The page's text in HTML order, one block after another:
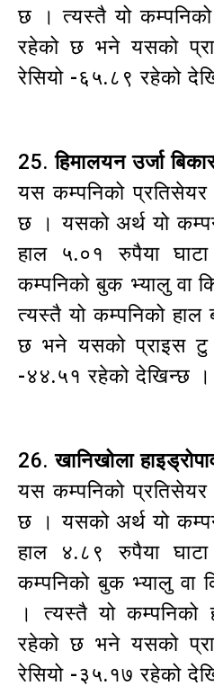
छ । त्यस्तै यो
रहेको छ भने यसको
रेसियो -६५.८९ रहेको
25.हिमालयन उर्जा
यस कम्पनिको
छ । यसको अर्थ यो
हाल ५.०१ रुपैया
कम्पनिको बुक भ्यालु वा
त्यस्तै यो कम्पनिको
छ भने यसको प्राइस टु
-४४.५१ रहेको देखिन्छ ।
26.खानिखोला
यस कम्पनिको
छ । यसको अर्थ यो
हाल ४.८९ रुपैया
कम्पनिको बुक भ्यालु वा
। त्यस्तै यो
रहेको छ भने यसको
रेसियो -३५.१७ रहेको